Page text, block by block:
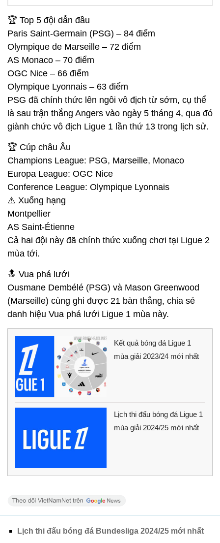
🏆 Top 5 đội dẫn đầu
Paris Saint-Germain (PSG) – 84 điểm
Olympique de Marseille – 72 điểm
AS Monaco – 70 điểm
OGC Nice – 66 điểm
Olympique Lyonnais – 63 điểm
PSG đã chính thức lên ngôi vô địch từ sớm, cụ thể
là sau trận thắng Angers vào ngày 5 tháng 4, qua đó
giành chức vô địch Ligue 1 lần thứ 13 trong lịch sử.
🏆 Cúp châu Âu
Champions League: PSG, Marseille, Monaco
Europa League: OGC Nice
Conference League: Olympique Lyonnais
⚠️ Xuống hạng
Montpellier
AS Saint-Étienne
Cả hai đội này đã chính thức xuống chơi tại Ligue 2
mùa tới.
🔝 Vua phá lưới
Ousmane Dembélé (PSG) và Mason Greenwood
(Marseille) cùng ghi được 21 bàn thắng, chia sẻ
danh hiệu Vua phá lưới Ligue 1 mùa này.
Kết quả bóng đá Ligue 1
mùa giải 2023/24 mới nhất
Lịch thi đấu bóng đá Ligue 1
mùa giải 2024/25 mới nhất
Lịch thi đấu bóng đá Bundesliga 2024/25 mới nhất